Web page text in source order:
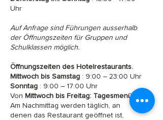
Uhr
Auf Anfrage sind Führungen ausserhalb
der Öffnungszeiten für Gruppen und
Schulklassen möglich.
Öffnungszeiten des Hotelrestaurants.
Mittwoch bis Samstag : 9:00 – 23:00 Uhr
Sonntag : 9:00 – 17:00 Uhr
Von Mittwoch bis Freitag: Tagesmenü.
Am Nachmittag werden täglich, an
denen das Restaurant geöffnet ist,